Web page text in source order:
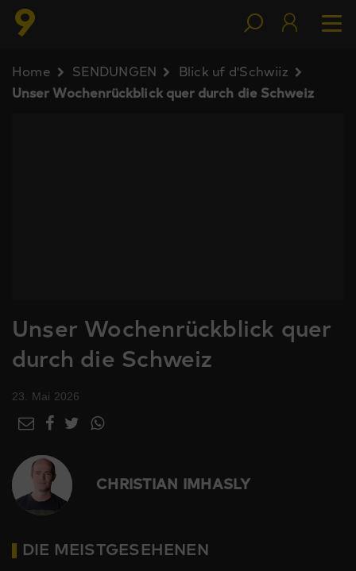
Home SENDUNGEN
Blick uf d'Schwiiz
Unser Wochenrückblick quer durch die Schweiz
Unser Wochenrückblick quer
durch die Schweiz
23. Mai 2026
CHRISTIAN IMHASLY
DIE MEISTGESEHENEN